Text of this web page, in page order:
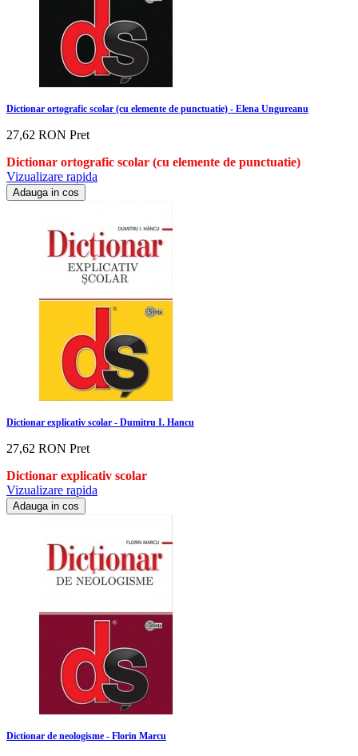
Dictionar ortografic scolar (cu elemente de punctuatie) - Elena Ungureanu
27,62 RON Pret
Dictionar ortografic scolar (cu elemente de punctuatie)
Vizualizare rapida
Adauga in cos
Dictionar explicativ scolar - Dumitru I. Hancu
27,62 RON Pret
Dictionar explicativ scolar
Vizualizare rapida
Adauga in cos
Dictionar de neologisme - Florin Marcu